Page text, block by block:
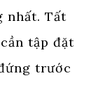
nhất. Tất
tập đặt
trước